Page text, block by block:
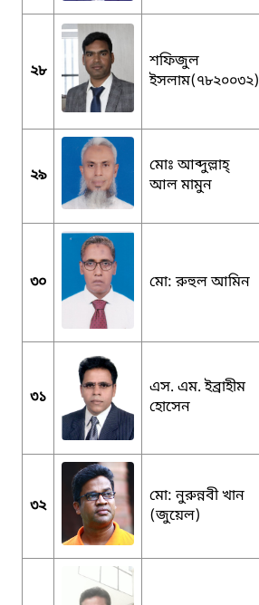
২৮
শফিজুল
ইসলাম(৭৮২০০৩২)
২৯
মোঃ আব্দুল্লাহ্
আল মামুন
৩০ মো: রুহুল আমিন
৩১
এস. এম. ইব্রাহীম
হোসেন
৩২
মো: নুরুন্নবী খান
(জুয়েল)